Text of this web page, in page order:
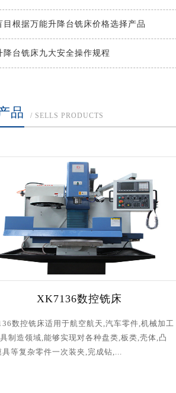
目根据万能升降台铣床价格选择产品
降台铣床九大安全操作规程
品 / SELLS PRODUCTS
XK7136数控铣床
数控铣床适用于航空航天,汽车零件,机械加工
制造领域,能够实现对各种盘类,板类,壳体,凸
具等复杂零件一次装夹,完成钻,...